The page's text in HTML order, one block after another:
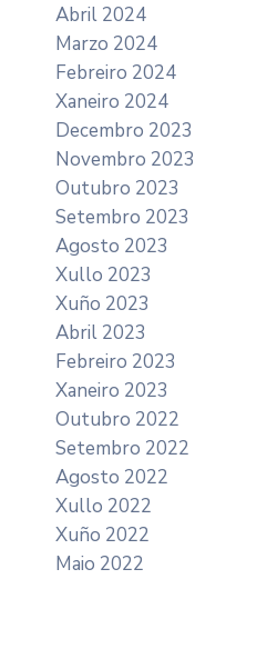
Abril 2024
Marzo 2024
Febreiro 2024
Xaneiro 2024
Decembro 2023
Novembro 2023
Outubro 2023
Setembro 2023
Agosto 2023
Xullo 2023
Xuño 2023
Abril 2023
Febreiro 2023
Xaneiro 2023
Outubro 2022
Setembro 2022
Agosto 2022
Xullo 2022
Xuño 2022
Maio 2022